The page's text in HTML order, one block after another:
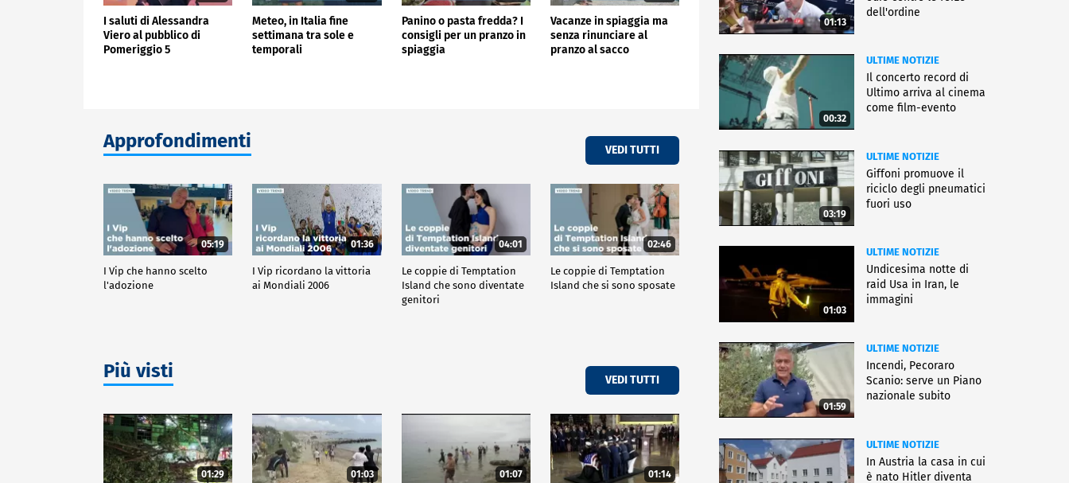
I saluti di Alessandra
Viero al pubblico di
Pomeriggio 5
Meteo, in Italia fine
settimana tra sole e
temporali
Panino o pasta fredda? I
consigli per un pranzo in
spiaggia
Vacanze in spiaggia ma
senza rinunciare al
pranzo al sacco
Approfondimenti VEDI TUTTI
05:19
I Vip che hanno scelto
l'adozione
01:36
I Vip ricordano la vittoria
ai Mondiali 2006
04:01
Le coppie di Temptation
Island che sono diventate
genitori
02:46
Le coppie di Temptation
Island che si sono sposate
Più visti VEDI TUTTI
01:29 01:03 01:07 01:14
01:13
dell'ordine
00:32
ULTIME NOTIZIE
Il concerto record di
Ultimo arriva al cinema
come film-evento
03:19
ULTIME NOTIZIE
Giffoni promuove il
riciclo degli pneumatici
fuori uso
01:03
ULTIME NOTIZIE
Undicesima notte di
raid Usa in Iran, le
immagini
01:59
ULTIME NOTIZIE
Incendi, Pecoraro
Scanio: serve un Piano
nazionale subito
ULTIME NOTIZIE
In Austria la casa in cui
è nato Hitler diventa